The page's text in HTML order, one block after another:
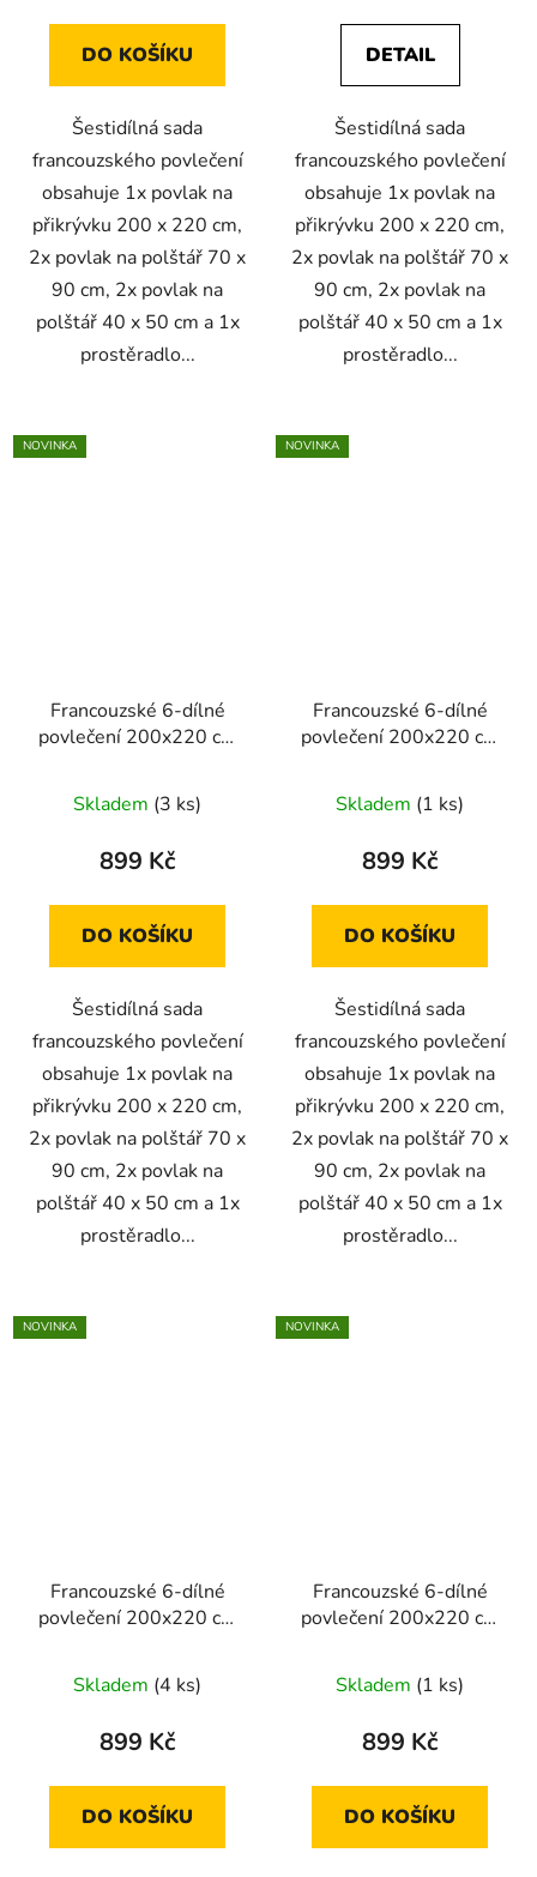
DO KOŠÍKU
Šestidílná sada
francouzského povlečení
obsahuje 1x povlak na
přikrývku 200 x 220 cm,
2x povlak na polštář 70 x
90 cm, 2x povlak na
polštář 40 x 50 cm a 1x
prostěradlo...
DETAIL
Šestidílná sada
francouzského povlečení
obsahuje 1x povlak na
přikrývku 200 x 220 cm,
2x povlak na polštář 70 x
90 cm, 2x povlak na
polštář 40 x 50 cm a 1x
prostěradlo...
NOVINKA
Francouzské 6-dílné
povlečení 200x220 cm
Skladem (3 ks)
899 Kč
DO KOŠÍKU
Šestidílná sada
francouzského povlečení
obsahuje 1x povlak na
přikrývku 200 x 220 cm,
2x povlak na polštář 70 x
90 cm, 2x povlak na
polštář 40 x 50 cm a 1x
prostěradlo...
NOVINKA
Francouzské 6-dílné
povlečení 200x220 cm
listů)
Skladem (1 ks)
899 Kč
DO KOŠÍKU
Šestidílná sada
francouzského povlečení
obsahuje 1x povlak na
přikrývku 200 x 220 cm,
2x povlak na polštář 70 x
90 cm, 2x povlak na
polštář 40 x 50 cm a 1x
prostěradlo...
NOVINKA
Francouzské 6-dílné
povlečení 200x220 cm
Skladem (4 ks)
899 Kč
DO KOŠÍKU
NOVINKA
Francouzské 6-dílné
povlečení 200x220 cm
motivy)
Skladem (1 ks)
899 Kč
DO KOŠÍKU